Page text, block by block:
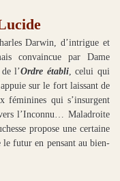
Darwin, d’intrigue et
convaincue par Dame
l’Ordre établi, celui qui
sur le fort laissant de
qui s’insurgent
l’Inconnu… Maladroite
propose une certaine
futur en pensant au bien-